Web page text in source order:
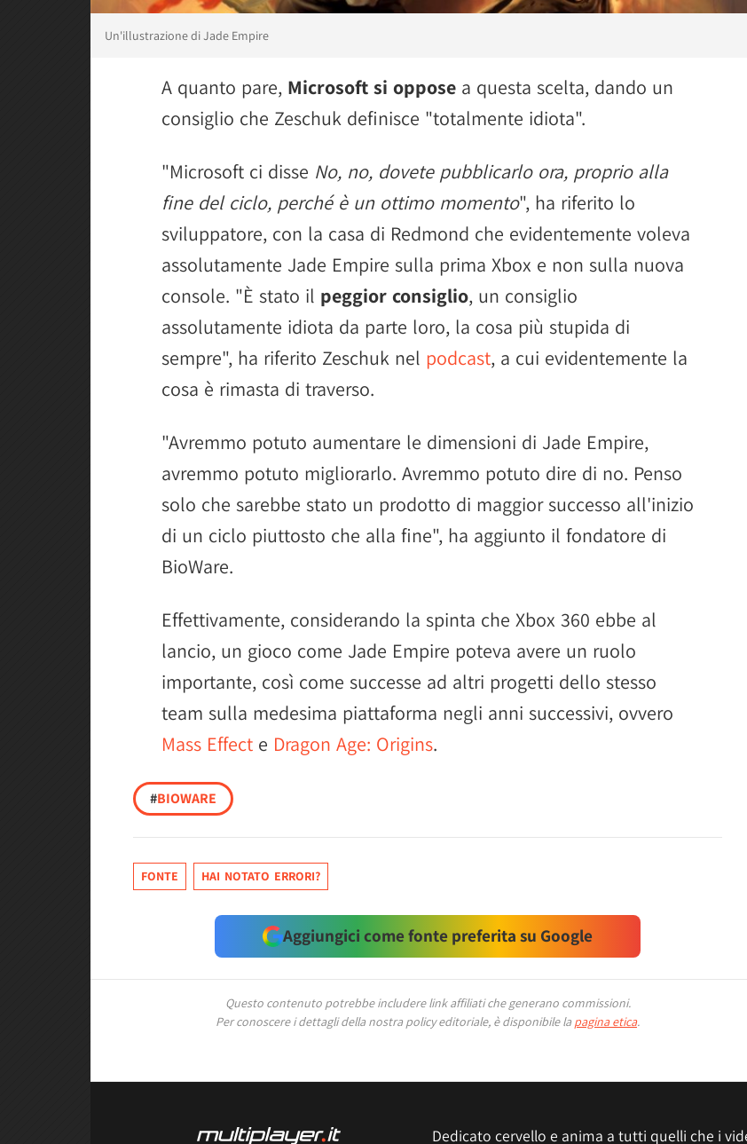
Un'illustrazione di Jade Empire
A quanto pare, Microsoft si oppose a questa scelta, dando un
consiglio che Zeschuk definisce "totalmente idiota".
"Microsoft ci disse No, no, dovete pubblicarlo ora, proprio alla
fine del ciclo, perché è un ottimo momento", ha riferito lo
sviluppatore, con la casa di Redmond che evidentemente voleva
assolutamente Jade Empire sulla prima Xbox e non sulla nuova
console. "È stato il peggior consiglio, un consiglio
assolutamente idiota da parte loro, la cosa più stupida di
sempre", ha riferito Zeschuk nel podcast, a cui evidentemente la
cosa è rimasta di traverso.
"Avremmo potuto aumentare le dimensioni di Jade Empire,
avremmo potuto migliorarlo. Avremmo potuto dire di no. Penso
solo che sarebbe stato un prodotto di maggior successo all'inizio
di un ciclo piuttosto che alla fine", ha aggiunto il fondatore di
BioWare.
Effettivamente, considerando la spinta che Xbox 360 ebbe al
lancio, un gioco come Jade Empire poteva avere un ruolo
importante, così come successe ad altri progetti dello stesso
team sulla medesima piattaforma negli anni successivi, ovvero
Mass Effect e Dragon Age: Origins.
#BIOWARE
FONTE HAI NOTATO ERRORI?
Aggiungici come fonte preferita su Google
Questo contenuto potrebbe includere link affiliati che generano commissioni.
Per conoscere i dettagli della nostra policy editoriale, è disponibile la pagina etica.
Dedicato cervello e anima a tutti quelli che i